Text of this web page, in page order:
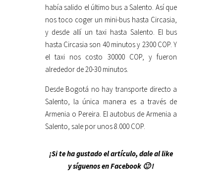
había salido el último bus a Salento. Así que
nos toco coger un mini-bus hasta Circasia,
y desde allí un taxi hasta Salento. El bus
hasta Circasia son 40 minutos y 2300 COP. Y
el taxi nos costo 30000 COP, y fueron
alrededor de 20-30 minutos.
Desde Bogotá no hay transporte directo a
Salento, la única manera es a través de
Armenia o Pereira. El autobus de Armenia a
Salento, sale por unos 8.000 COP.
¡Si te ha gustado el artículo, dale al like
y síguenos en Facebook 🙂 !